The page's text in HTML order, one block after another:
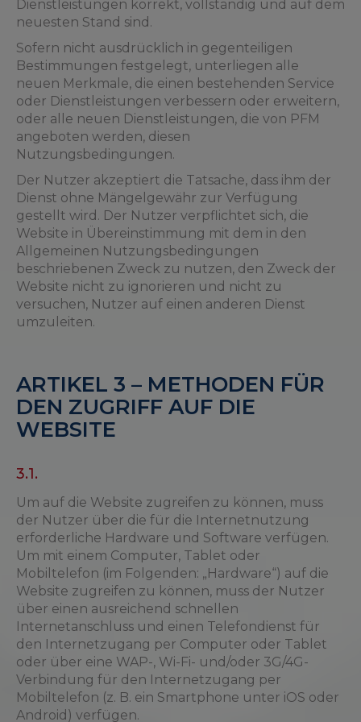
Dienstleistungen korrekt, vollständig und auf dem
neuesten Stand sind.
Sofern nicht ausdrücklich in gegenteiligen
Bestimmungen festgelegt, unterliegen alle
neuen Merkmale, die einen bestehenden Service
oder Dienstleistungen verbessern oder erweitern,
oder alle neuen Dienstleistungen, die von PFM
angeboten werden, diesen
Nutzungsbedingungen.
Der Nutzer akzeptiert die Tatsache, dass ihm der
Dienst ohne Mängelgewähr zur Verfügung
gestellt wird. Der Nutzer verpflichtet sich, die
Website in Übereinstimmung mit dem in den
Allgemeinen Nutzungsbedingungen
beschriebenen Zweck zu nutzen, den Zweck der
Website nicht zu ignorieren und nicht zu
versuchen, Nutzer auf einen anderen Dienst
umzuleiten.
ARTIKEL 3 – METHODEN FÜR
DEN ZUGRIFF AUF DIE
WEBSITE
3.1.
Um auf die Website zugreifen zu können, muss
der Nutzer über die für die Internetnutzung
erforderliche Hardware und Software verfügen.
Um mit einem Computer, Tablet oder
Mobiltelefon (im Folgenden: „Hardware“) auf die
Website zugreifen zu können, muss der Nutzer
über einen ausreichend schnellen
Internetanschluss und einen Telefondienst für
den Internetzugang per Computer oder Tablet
oder über eine WAP-, Wi-Fi- und/oder 3G/4G-
Verbindung für den Internetzugang per
Mobiltelefon (z. B. ein Smartphone unter iOS oder
Android) verfügen.